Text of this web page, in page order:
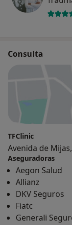
Consulta
TFClinic
Avenida de
Aseguradoras
Aegon Salud
Allianz
DKV Seguros
Fiatc
Generali